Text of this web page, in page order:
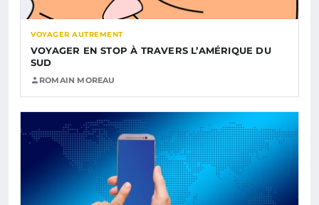
VOYAGER AUTREMENT
VOYAGER EN STOP À TRAVERS L’AMÉRIQUE DU
SUD
ROMAIN MOREAU